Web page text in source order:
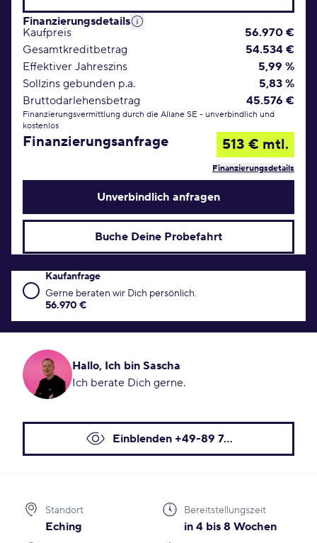
Finanzierungsdetails
Kaufpreis
56.970 €
Gesamtkreditbetrag
54.534 €
Effektiver Jahreszins
5,99 %
Sollzins gebunden p.a.
5,83 %
Bruttodarlehensbetrag
45.576 €
Finanzierungsvermittlung durch die Allane SE - unverbindlich und
kostenlos
Finanzierungsanfrage 513 € mtl.
Finanzierungsdetails
Unverbindlich anfragen
Buche Deine Probefahrt
Kaufanfrage Konditionen
Kaufanfrage
Gerne beraten wir Dich persönlich.
56.970 €
Hallo, Ich bin Sascha
Ich berate Dich gerne.
Einblenden +49-89 7...
Standort
Eching
Bereitstellungszeit
in 4 bis 8 Wochen